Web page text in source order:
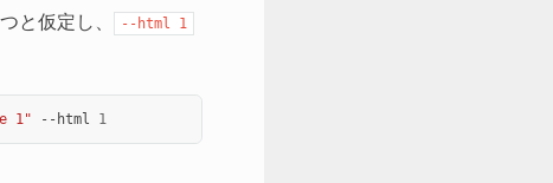
と仮定し、 --html 1
1" --html 1